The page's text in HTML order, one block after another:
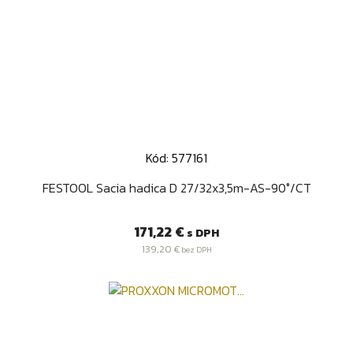
Kód: 577161
FESTOOL Sacia hadica D 27/32x3,5m-AS-90°/CT
Cena
171,22 € s DPH
139,20 €bez DPH